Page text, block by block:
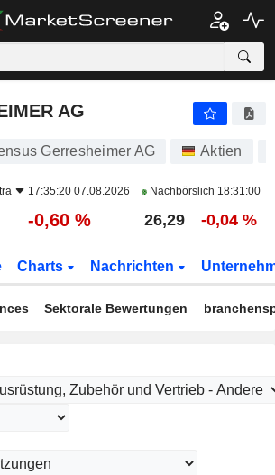
AG
AG
Gerresheimer AG Aktien
17:35:20 07.08.2026 Nachbörslich 18:31:00
-0,60 % 26,29 -0,04 %
Charts Nachrichten
Sektorale Bewertungen